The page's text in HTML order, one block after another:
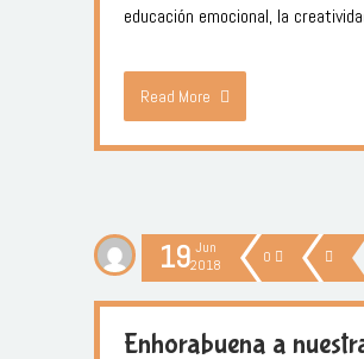
educación emocional, la
Read More
19 Jun
2018
0
Enhorabuena a